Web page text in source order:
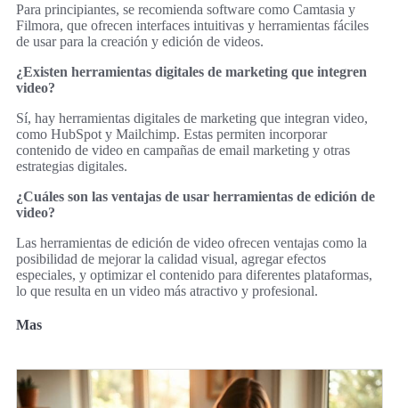
Para principiantes, se recomienda software como Camtasia y
Filmora, que ofrecen interfaces intuitivas y herramientas fáciles
de usar para la creación y edición de videos.
¿Existen herramientas digitales de marketing que integren
video?
Sí, hay herramientas digitales de marketing que integran video,
como HubSpot y Mailchimp. Estas permiten incorporar
contenido de video en campañas de email marketing y otras
estrategias digitales.
¿Cuáles son las ventajas de usar herramientas de edición de
video?
Las herramientas de edición de video ofrecen ventajas como la
posibilidad de mejorar la calidad visual, agregar efectos
especiales, y optimizar el contenido para diferentes plataformas,
lo que resulta en un video más atractivo y profesional.
Mas